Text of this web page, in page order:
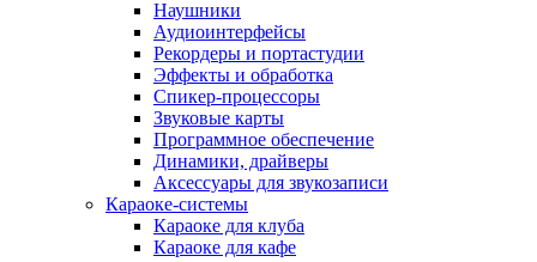
Наушники
Аудиоинтерфейсы
Рекордеры и портастудии
Эффекты и обработка
Спикер-процессоры
Звуковые карты
Программное обеспечение
Динамики, драйверы
Аксессуары для звукозаписи
Караоке-системы
Караоке для клуба
Караоке для кафе